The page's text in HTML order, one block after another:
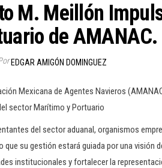
M. Meillón
de AMANAC.
EDGAR AMIGÓN DOMINGUEZ
Mexicana de Agentes Navieros
sector Marítimo y Portuario
del sector aduanal, organismos
su gestión estará guiada por una visión
institucionales y fortalecer la